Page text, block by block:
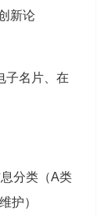
新论
子名片、在
分类（A类
护）